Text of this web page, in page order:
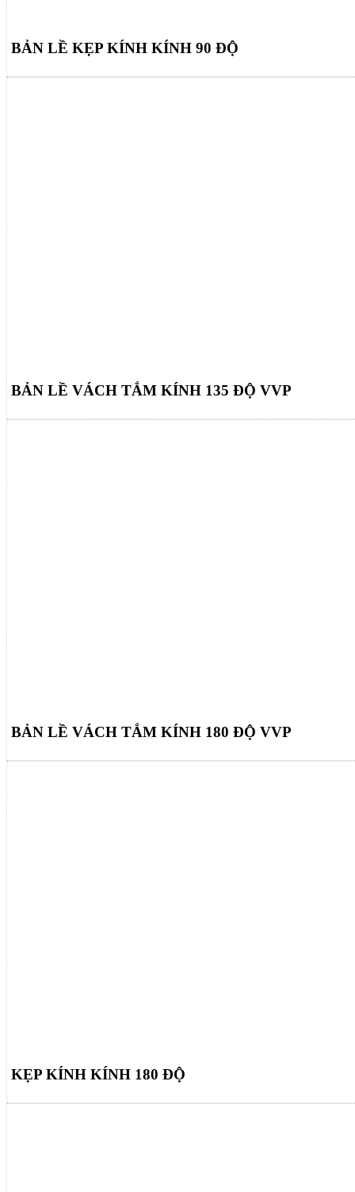
BẢN LỀ KẸP KÍNH KÍNH 90 ĐỘ
BẢN LỀ VÁCH TẮM KÍNH 135 ĐỘ VVP
BẢN LỀ VÁCH TẮM KÍNH 180 ĐỘ VVP
KẸP KÍNH KÍNH 180 ĐỘ